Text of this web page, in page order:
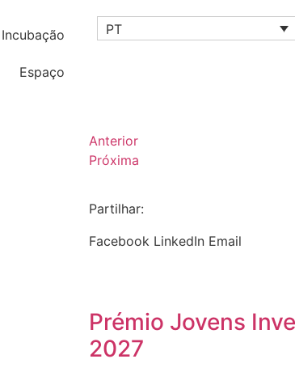
Incubação
Espaço
PT
Anterior
Próxima
Partilhar:
Facebook LinkedIn Email
Prémio Jovens
2027